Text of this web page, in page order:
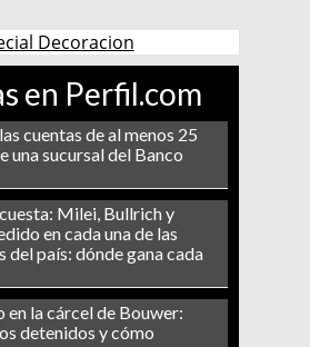
en Perfil.com
cuentas de al menos 25
una sucursal del Banco
Milei, Bullrich y
en cada una de las
del país: dónde gana cada
en la cárcel de Bouwer:
detenidos y cómo